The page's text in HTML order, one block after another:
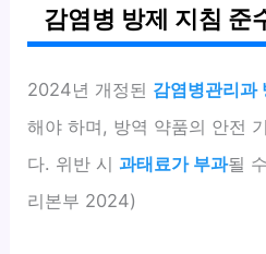
감염병 방제 지침 준
2024년 개정된 감염병관리과
해야 하며, 방역 약품의 안전
다. 위반 시과태료가 부과될
리본부 2024)